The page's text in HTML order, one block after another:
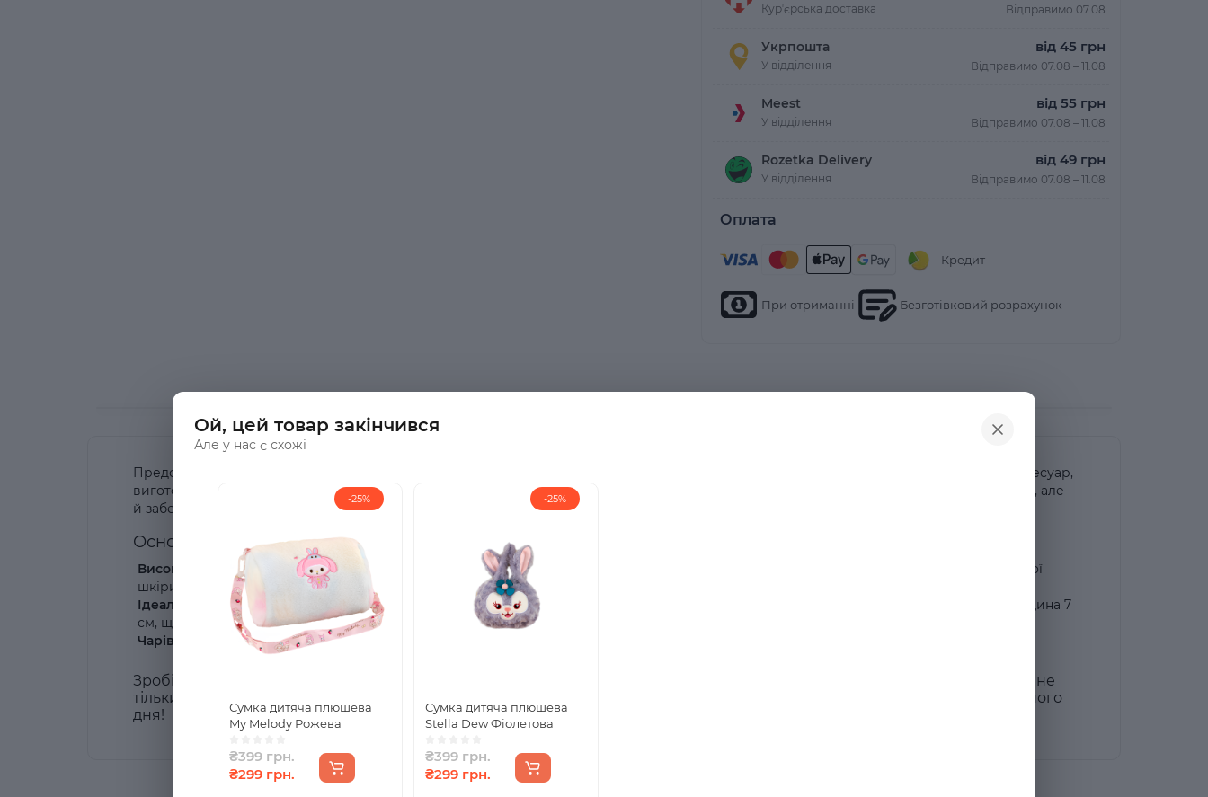
Курʼєрська доставка Відправимо 07.08
Укрпошта
У відділення
від 45 грн
Відправимо 07.08 – 11.08
Meest
У відділення
від 55 грн
Відправимо 07.08 – 11.08
Rozetka Delivery
У відділення
від 49 грн
Відправимо 07.08 – 11.08
Оплата
Кредит
При отриманні Безготівковий розрахунок
Представляємо чарівну сумку для вашої маленької модниці - дитячу плюшеву сумку Мінні Маус у ніжному рожевому кольорі! Цей аксесуар,
виготовлений з високоякісного плюшу та натуральної бавовни, стане не лише улюбленим доповненням до гардеробу вашої дівчинки, але
й забезпечить комфортне носіння її маленьких скарбів.
Основні характеристики товару:
Високоякісний матеріал:Комбінація м'якого плюшу та натуральної бавовни забезпечує максимальний комфорт та безпеку для дитячої
шкіри.
Ідеальні розміри:
Сумка має оптимальні розміри для маленьких дітей - ширина зверху 30 см, ширина низу 21 см, висота 20 см та товщина 7
см, що робить її ідеальною для повсякденного використання.
Чарівний дизайн:Любов до Мінні Маус втілена в кожній деталі цієї сумки, що робить її мрією кожної маленької принцеси.
Зробіть подарунок своїй маленькій принцесі, який вона буде носити з гордістю - дитяча плюшева сумка Мінні Маус. Це не
тільки аксесуар, а й вірний друг, який завжди буде з нею. Замовте зараз та подаруйте своїй дитині радість та стиль кожного
дня!
Ой, цей товар закінчився
Але у нас є схожі
-25%
Сумка дитяча плюшева
My Melody Рожева
₴399 грн.
₴299 грн.
-25%
Сумка дитяча плюшева
Stella Dew Фіолетова
₴399 грн.
₴299 грн.